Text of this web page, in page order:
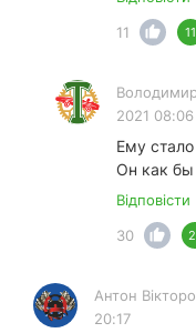
11
11
2021 08:06
Ему
Он как бы
Відповісти
30
Антон
20:17